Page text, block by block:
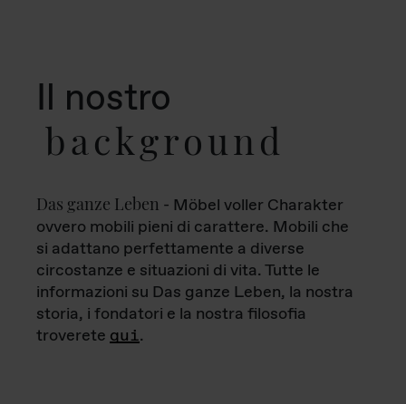
Il nostro
background
Das ganze Leben - Möbel voller Charakter
ovvero mobili pieni di carattere. Mobili che
si adattano perfettamente a diverse
circostanze e situazioni di vita. Tutte le
informazioni su Das ganze Leben, la nostra
storia, i fondatori e la nostra filosofia
troverete qui.